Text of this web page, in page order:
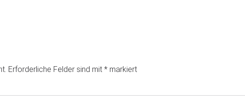
Erforderliche Felder sind mit * markiert